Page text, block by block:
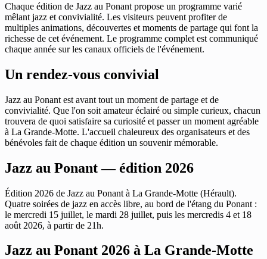
Chaque édition de Jazz au Ponant propose un programme varié
mêlant jazz et convivialité. Les visiteurs peuvent profiter de
multiples animations, découvertes et moments de partage qui font la
richesse de cet événement. Le programme complet est communiqué
chaque année sur les canaux officiels de l'événement.
Un rendez-vous convivial
Jazz au Ponant est avant tout un moment de partage et de
convivialité. Que l'on soit amateur éclairé ou simple curieux, chacun
trouvera de quoi satisfaire sa curiosité et passer un moment agréable
à La Grande-Motte. L'accueil chaleureux des organisateurs et des
bénévoles fait de chaque édition un souvenir mémorable.
Jazz au Ponant — édition 2026
Édition 2026 de Jazz au Ponant à La Grande-Motte (Hérault).
Quatre soirées de jazz en accès libre, au bord de l'étang du Ponant :
le mercredi 15 juillet, le mardi 28 juillet, puis les mercredis 4 et 18
août 2026, à partir de 21h.
Jazz au Ponant 2026 à La Grande-Motte